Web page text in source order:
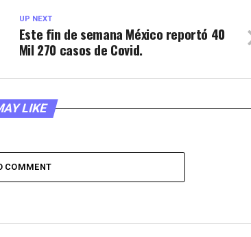
UP NEXT
Este fin de semana México reportó 40
Mil 270 casos de Covid.
LIKE
COMMENT